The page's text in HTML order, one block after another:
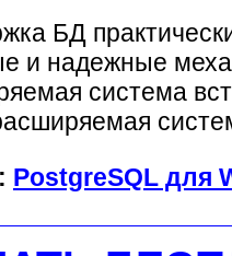
БД
и надежные
система
PostgreSQL для